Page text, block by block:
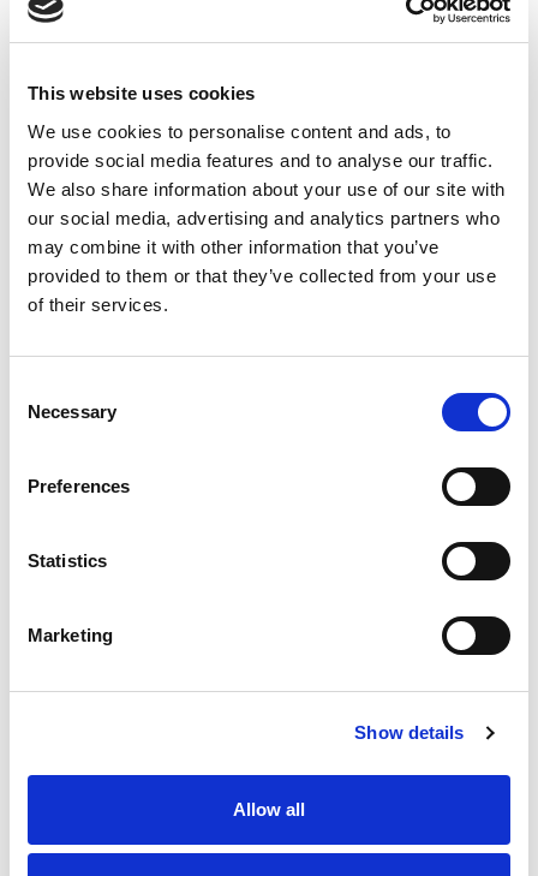
This website uses cookies
We use cookies to personalise content and ads, to
provide social media features and to analyse our traffic.
We also share information about your use of our site with
our social media, advertising and analytics partners who
may combine it with other information that you’ve
provided to them or that they’ve collected from your use
of their services.
Selection
Necessary
Preferences
Statistics
Marketing
Show details
Allow all
Ambition
Forts de notre volonté d'aller de l'avant, nous
repoussons les limites du développement de
produits, explorons de nouveaux horizons et
saisissons de nouvelles opportunités à l'échelle
Nous recherchons des solutions plus
nos collaborateurs, notre planète et nos
performances.